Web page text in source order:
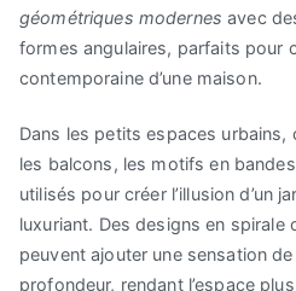
géométriques modernes avec
formes angulaires, parfaits pour
contemporaine d’une maison.
Dans les petits espaces
les balcons, les motifs en
utilisés pour créer l’illusion d’un
luxuriant. Des designs en spirale
peuvent ajouter une sensation
profondeur, rendant l’espace